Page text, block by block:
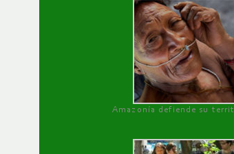
Amazonía defiende su